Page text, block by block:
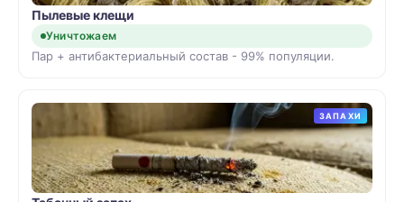
Пылевые клещи
Уничтожаем
Пар + антибактериальный состав - 99% популяции.
ЗАПАХИ